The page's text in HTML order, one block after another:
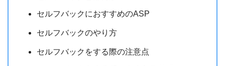
セルフバックにおすすめのASP
セルフバックのやり方
セルフバックをする際の注意点